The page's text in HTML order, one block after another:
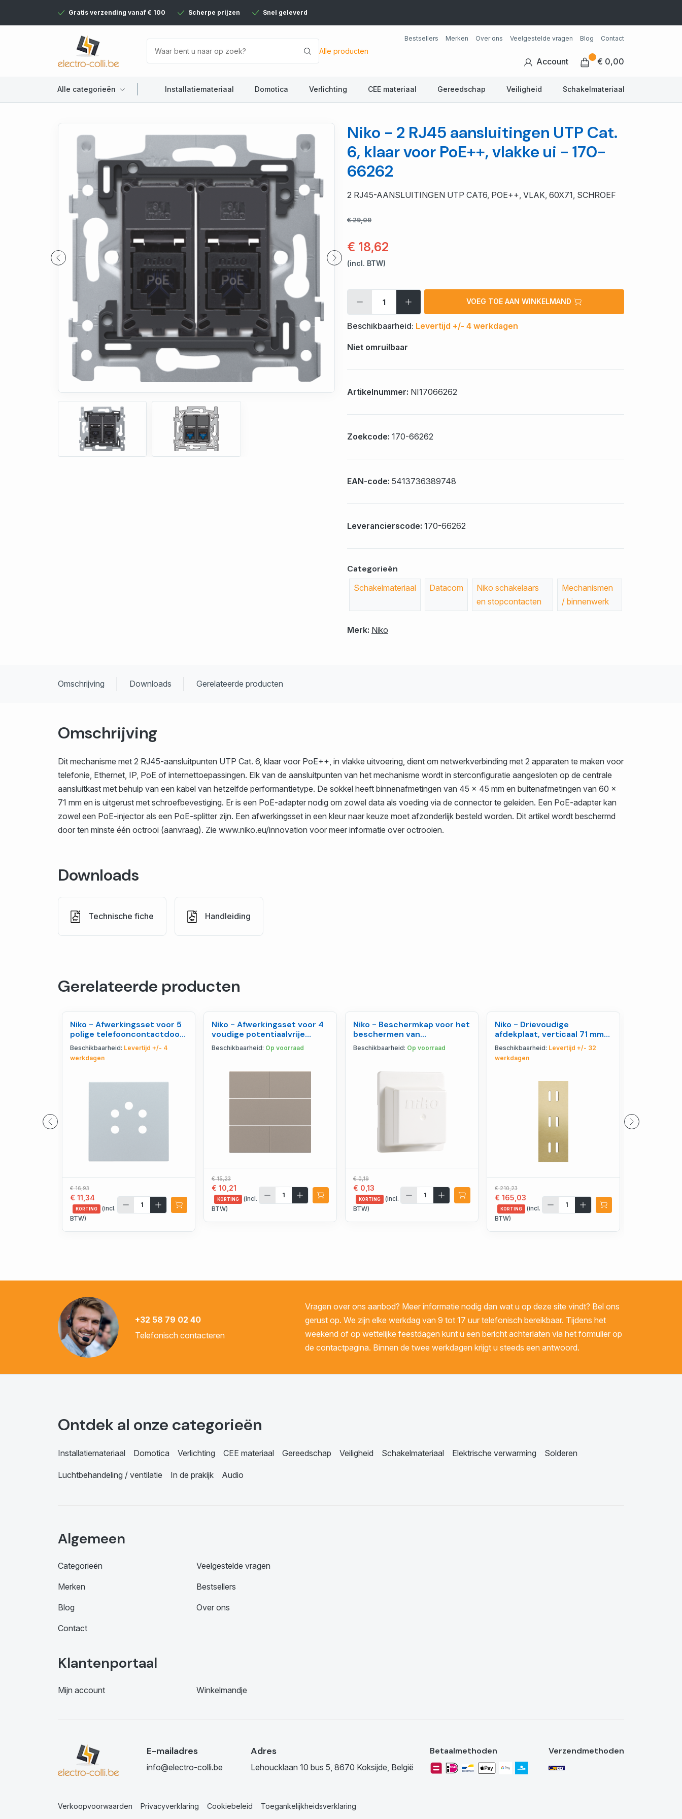
Gratis verzending vanaf € 100 Scherpe prijzen Snel geleverd
Alle producten
Bestsellers Merken Over ons Veelgestelde vragen Blog Contact
Account € 0,00
Alle categorieën Installatiemateriaal Domotica Verlichting CEE materiaal Gereedschap Veiligheid Schakelmateriaal
Niko - 2 RJ45 aansluitingen UTP Cat.
6, klaar voor PoE++, vlakke ui - 170-
66262
2 RJ45-AANSLUITINGEN UTP CAT6, POE++, VLAK, 60X71, SCHROEF
€ 29,09
€ 18,62
(incl. BTW)
VOEG TOE AAN WINKELMAND
Beschikbaarheid: Levertijd +/- 4 werkdagen
Niet omruilbaar
Artikelnummer: NI17066262
Zoekcode: 170-66262
EAN-code: 5413736389748
Leverancierscode: 170-66262
Categorieën
Schakelmateriaal Datacom
Niko schakelaars
en stopcontacten
Mechanismen
/ binnenwerk
Merk: Niko
Omschrijving Downloads Gerelateerde producten
Omschrijving
Dit mechanisme met 2 RJ45-aansluitpunten UTP Cat. 6, klaar voor PoE++, in vlakke uitvoering, dient om netwerkverbinding met 2 apparaten te maken voor
telefonie, Ethernet, IP, PoE of internettoepassingen. Elk van de aansluitpunten van het mechanisme wordt in sterconfiguratie aangesloten op de centrale
aansluitkast met behulp van een kabel van hetzelfde performantietype. De sokkel heeft binnenafmetingen van 45 x 45 mm en buitenafmetingen van 60 x
71 mm en is uitgerust met schroefbevestiging. Er is een PoE-adapter nodig om zowel data als voeding via de connector te geleiden. Een PoE-adapter kan
zowel een PoE-injector als een PoE-splitter zijn. Een afwerkingsset in een kleur naar keuze moet afzonderlijk besteld worden. Dit artikel wordt beschermd
door ten minste één octrooi (aanvraag). Zie www.niko.eu/innovation voor meer informatie over octrooien.
Downloads
Technische fiche Handleiding
Gerelateerde producten
Niko - Afwerkingsset voor 5
polige telefooncontactdoos,
sterling co - 121-69001
Beschikbaarheid: Levertijd +/- 4
werkdagen
€ 16,93
€ 11,34
KORTING
(incl.
BTW)
Niko - Afwerkingsset voor 4
voudige potentiaalvrije
drukknop 24 V, - 123-40050
Beschikbaarheid: Op voorraad
€ 15,23
€ 10,21
KORTING
(incl.
BTW)
Niko - Beschermkap voor het
beschermen van
schakelaars, stopcontact -
170-00099
Beschikbaarheid: Op voorraad
€ 0,19
€ 0,13
KORTING
(incl.
BTW)
Niko - Drievoudige
afdekplaat, verticaal 71 mm
centerafstand, voor - 227-
56952
Beschikbaarheid: Levertijd +/- 32
werkdagen
€ 210,23
€ 165,03
KORTING
(incl.
BTW)
+32 58 79 02 40
Telefonisch contacteren
Vragen over ons aanbod? Meer informatie nodig dan wat u op deze site vindt? Bel ons
gerust op. We zijn elke werkdag van 9 tot 17 uur telefonisch bereikbaar. Tijdens het
weekend of op wettelijke feestdagen kunt u een bericht achterlaten via het formulier op
de contactpagina. Binnen de twee werkdagen krijgt u steeds een antwoord.
Ontdek al onze categorieën
Installatiemateriaal Domotica Verlichting CEE materiaal Gereedschap Veiligheid Schakelmateriaal Elektrische verwarming Solderen
Luchtbehandeling / ventilatie In de prakijk Audio
Algemeen
Categorieën Veelgestelde vragen
Merken Bestsellers
Blog Over ons
Contact
Klantenportaal
Mijn account Winkelmandje
E-mailadres
info@electro-colli.be
Adres
Lehoucklaan 10 bus 5, 8670 Koksijde, België
Betaalmethoden Verzendmethoden
Verkoopvoorwaarden Privacyverklaring Cookiebeleid Toegankelijkheidsverklaring